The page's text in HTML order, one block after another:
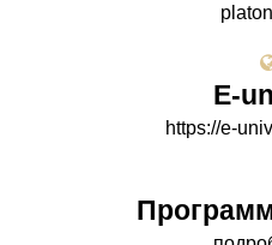
E-
https://e-